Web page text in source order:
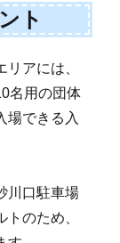
ト
アには、
名用の団体
場できる入
川口駐車場
のため、